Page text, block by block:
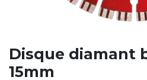
Disque diamant
15mm